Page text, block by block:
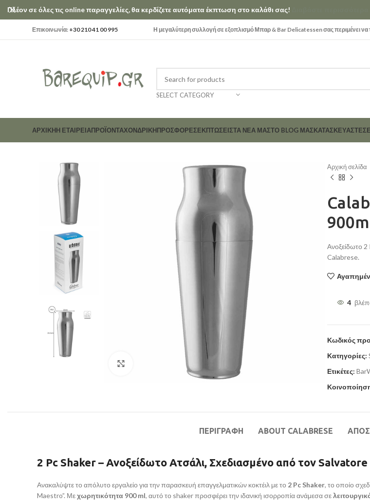
Επικοινωνία: +30 210 41 00 995 Η μεγαλύτερη συλλογή σε εξοπλισμό Μπαρ & Bar Delicatessen σας περιμένει
SELECT CATEGORY
ΑΡΧΙΚΗΗ ΕΤΑΙΡΕΊΑΠΡΟΪΟΝΤΑΧΟΝΔΡΙΚΗΠΡΟΣΦΟΡΕΣΕΚΠΤΏΣΕΙΣΤΑ ΝΕΑ ΜΑΣΤΟ BLOG ΜΑΣΚΑΤΑΣΚΕΥΑΣΤΈΣ
Αρχική σελίδα
Ανοξείδωτο
Calabrese.
4
Κωδικός
Κατηγορίες:
Ετικέτες:
ΠΕΡΙΓΡΑΦΉ ABOUT CALABRESE
2 Pc Shaker – Ανοξείδωτο Ατσάλι, Σχεδιασμένο από τον
Ανακαλύψτε το απόλυτο εργαλείο για την παρασκευή επαγγελματικών κοκτέιλ με το 2 Pc Shaker, το οποίο
Maestro”. Μεχωρητικότητα 900 ml, αυτό το shaker προσφέρει την ιδανική ισορροπία ανάμεσα σε
Πλέον σε όλες τις online παραγγελίες, θα κερδίζετε αυτόματα έκπτωση στο καλάθι σας!